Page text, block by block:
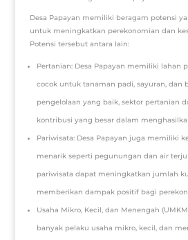
Desa Papayan memiliki beragam potensi
untuk meningkatkan perekonomian dan
Potensi tersebut antara lain:
Pertanian: Desa Papayan memiliki lahan
cocok untuk tanaman padi, sayuran, dan
pengelolaan yang baik, sektor pertanian
kontribusi yang besar dalam
Pariwisata: Desa Papayan juga memiliki
menarik seperti pegunungan dan air
pariwisata dapat meningkatkan jumlah
memberikan dampak positif bagi
Usaha Mikro, Kecil, dan Menengah
banyak pelaku usaha mikro, kecil, dan